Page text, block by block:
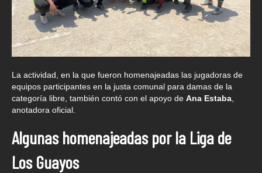
La actividad, en la que fueron homenajeadas las jugadoras de
equipos participantes en la justa comunal para damas de la
categoría libre, también contó con el apoyo de Ana Estaba
anotadora oficial.
Algunas homenajeadas por la Liga de
Los Guayos